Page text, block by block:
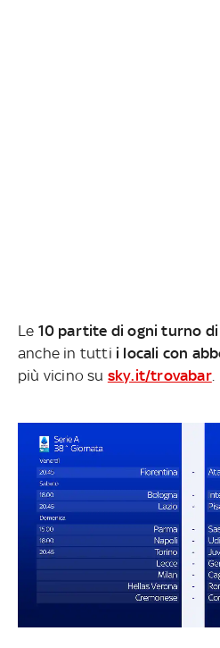
Le 10 partite di ogni turno di
anche in tutti i locali con
più vicino su sky.it/trovabar.